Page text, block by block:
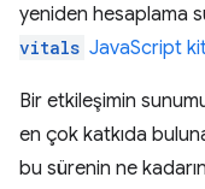
yeniden hesaplama
vitals JavaScript
Bir etkileşimin
en çok katkıda
bu sürenin ne